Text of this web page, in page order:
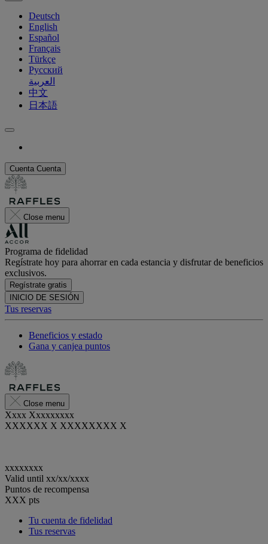
Deutsch
English
Español
Français
Türkçe
Русский
العربية
中文
日本語
Cuenta Cuenta
Close menu
Programa de fidelidad
Regístrate hoy para ahorrar en cada estancia y disfrutar de beneficios
exclusivos.
Regístrate gratis
INICIO DE SESIÓN
Tus reservas
Beneficios y estado
Gana y canjea puntos
Close menu
Xxxx Xxxxxxxxx
XXXXXX X XXXXXXXX X
xxxxxxxx
Valid until xx/xx/xxxx
Puntos de recompensa
XXX pts
Tu cuenta de fidelidad
Tus reservas